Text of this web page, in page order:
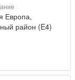
Европа,
район (E4)